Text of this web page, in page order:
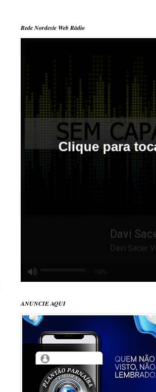
Rede Nordeste Web Rádio
ANUNCIE AQUI